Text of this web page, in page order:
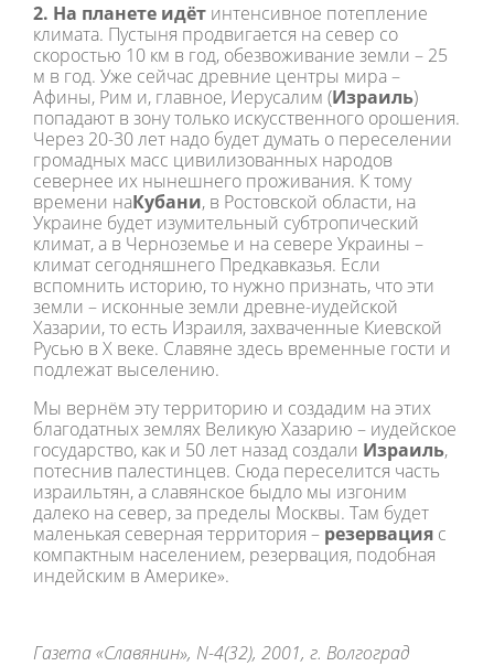
2. На планете идёт интенсивное потепление
климата. Пустыня продвигается на север со
скоростью 10 км в год, обезвоживание земли – 25
м в год. Уже сейчас древние центры мира –
Афины, Рим и, главное, Иерусалим (Израиль)
попадают в зону только искусственного орошения.
Через 20-30 лет надо будет думать о переселении
громадных масс цивилизованных народов
севернее их нынешнего проживания. К тому
времени наКубани, в Ростовской области, на
Украине будет изумительный субтропический
климат, а в Черноземье и на севере Украины –
климат сегодняшнего Предкавказья. Если
вспомнить историю, то нужно признать, что эти
земли – исконные земли древне-иудейской
Хазарии, то есть Израиля, захваченные Киевской
Русью в Х веке. Славяне здесь временные гости и
подлежат выселению.
Мы вернём эту территорию и создадим на этих
благодатных землях Великую Хазарию – иудейское
государство, как и 50 лет назад создали Израиль,
потеснив палестинцев. Сюда переселится часть
израильтян, а славянское быдло мы изгоним
далеко на север, за пределы Москвы. Там будет
маленькая северная территория – резервация с
компактным населением, резервация, подобная
индейским в Америке».
Газета «Славянин», N-4(32), 2001, г. Волгоград